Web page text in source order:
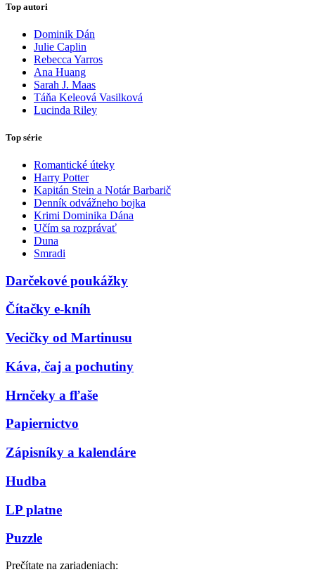
Top autori
Dominik Dán
Julie Caplin
Rebecca Yarros
Ana Huang
Sarah J. Maas
Táňa Keleová Vasilková
Lucinda Riley
Top série
Romantické úteky
Harry Potter
Kapitán Stein a Notár Barbarič
Denník odvážneho bojka
Krimi Dominika Dána
Učím sa rozprávať
Duna
Smradi
Darčekové poukážky
Čítačky e-kníh
Vecičky od Martinusu
Káva, čaj a pochutiny
Hrnčeky a fľaše
Papiernictvo
Zápisníky a kalendáre
Hudba
LP platne
Puzzle
Prečítate na zariadeniach: